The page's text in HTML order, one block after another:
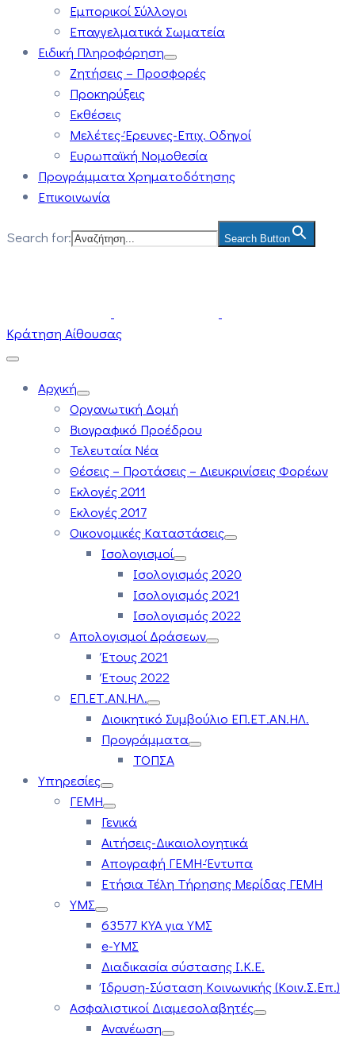
Εμπορικοί Σύλλογοι
Επαγγελματικά Σωματεία
Ειδική Πληροφόρηση
Ζητήσεις – Προσφορές
Προκηρύξεις
Εκθέσεις
Μελέτες-Έρευνες-Επιχ. Οδηγοί
Ευρωπαϊκή Νομοθεσία
Προγράμματα Χρηματοδότησης
Επικοινωνία
Search for: Search Button
Κράτηση Αίθουσας
Αρχική
Οργανωτική Δομή
Βιογραφικό Προέδρου
Τελευταία Νέα
Θέσεις – Προτάσεις – Διευκρινίσεις Φορέων
Εκλογές 2011
Εκλογές 2017
Οικονομικές Καταστάσεις
Ισολογισμοί
Ισολογισμός 2020
Ισολογισμός 2021
Ισολογισμός 2022
Απολογισμοί Δράσεων
Έτους 2021
Έτους 2022
ΕΠ.ΕΤ.ΑΝ.ΗΛ.
Διοικητικό Συμβούλιο ΕΠ.ΕΤ.ΑΝ.ΗΛ.
Προγράμματα
ΤΟΠΣΑ
Υπηρεσίες
ΓΕΜΗ
Γενικά
Αιτήσεις-Δικαιολογητικά
Απογραφή ΓΕΜΗ-Έντυπα
Ετήσια Τέλη Τήρησης Μερίδας ΓΕΜΗ
ΥΜΣ
63577 ΚΥΑ για ΥΜΣ
e-ΥΜΣ
Διαδικασία σύστασης Ι.Κ.Ε.
Ίδρυση-Σύσταση Κοινωνικής (Κοιν.Σ.Επ.)
Ασφαλιστικοί Διαμεσολαβητές
Ανανέωση